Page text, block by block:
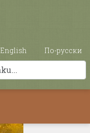
English По-русски